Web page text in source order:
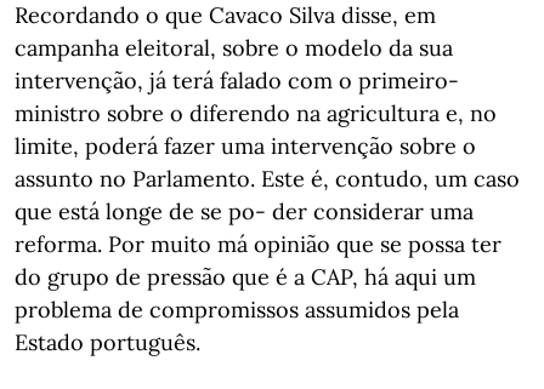
Recordando o que Cavaco Silva disse, em
campanha eleitoral, sobre o modelo da sua
intervenção, já terá falado com o primeiro-
ministro sobre o diferendo na agricultura e, no
limite, poderá fazer uma intervenção sobre o
assunto no Parlamento. Este é, contudo, um caso
que está longe de se po- der considerar uma
reforma. Por muito má opinião que se possa ter
do grupo de pressão que é a CAP, há aqui um
problema de compromissos assumidos pela
Estado português.